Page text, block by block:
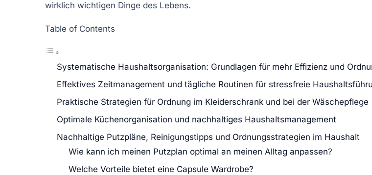
wirklich wichtigen Dinge des Lebens.
Table of Contents
Systematische Haushaltsorganisation: Grundlagen für mehr Effizienz und
Effektives Zeitmanagement und tägliche Routinen für stressfreie
Praktische Strategien für Ordnung im Kleiderschrank und bei der Wäschepflege
Optimale Küchenorganisation und nachhaltiges Haushaltsmanagement
Nachhaltige Putzpläne, Reinigungstipps und Ordnungsstrategien im Haushalt
Wie kann ich meinen Putzplan optimal an meinen Alltag anpassen?
Welche Vorteile bietet eine Capsule Wardrobe?